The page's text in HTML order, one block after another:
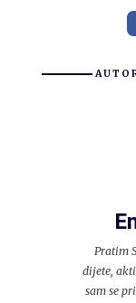
Pratim
dijete,
sam se